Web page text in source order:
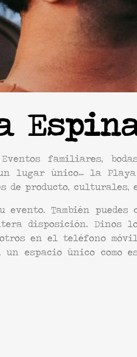
familiares, bodas,
lugar único… la Playa
de producto, culturales,
También puedes
disposición. Dinos
en el teléfono
espacio único como